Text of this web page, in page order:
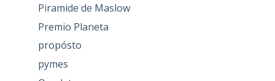
Piramide de Maslow
Premio Planeta
propósto
pymes